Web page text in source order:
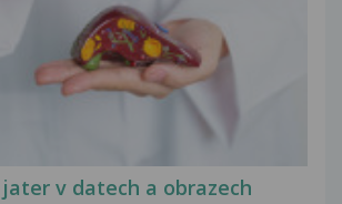
v datech a obrazech